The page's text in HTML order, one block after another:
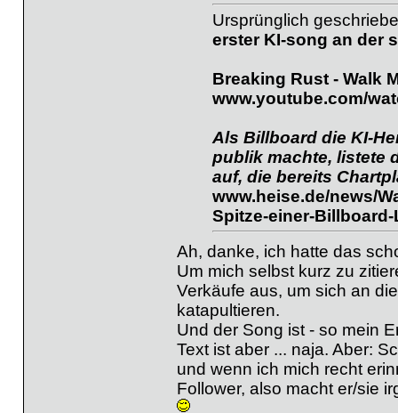
Ursprünglich
erster KI-song an der
Breaking Rust - Walk
www.youtube.com/
Als Billboard die KI-
publik machte, listete
auf, die bereits
www.heise.de/news/
Spitze-einer-
Ah, danke, ich hatte das
Um mich selbst kurz zu
Verkäufe aus, um sich an
katapultieren.
Und der Song ist - so mein
Text ist aber ... naja. Aber:
und wenn ich mich recht
Follower, also macht er/sie